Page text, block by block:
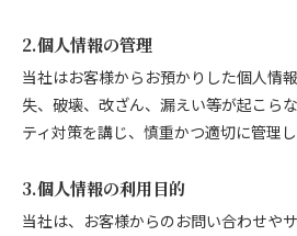
2.個人情報の管理
当社はお客様からお預かりした個人情
失、破壊、改ざん、漏えい等が起こら
ティ対策を講じ、慎重かつ適切に管理し
3.個人情報の利用目的
当社は、お客様からのお問い合わせや